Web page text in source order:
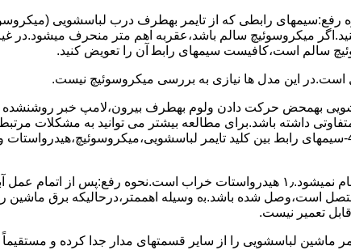
رفع:سیمهای راﺑﻄﯽ ﮐﻪ از ﺗﺎﯾﻤﺮ بهطرف درب لباسشویی
ﻣﯿﮑﺮوﺳﻮﺋﯿﭻ ﺳﺎﻟﻢ ﺑﺎﺷﺪ،ﻋﻘﺮﺑﻪ اهم متر ﻣﻨﺤﺮف میشود.در
ﺳﺎﻟﻢ اﺳﺖ،ﮐﺎﻓﯿﺴﺖ سیمهای راﺑﻄ آن را ﺗﻌﻮﯾﺾ کنید.
اﺳﺖ.در اﯾﻦ مدل ها ﻧﯿﺎزی ﺑﻪ بررسی ﻣﯿﮑﺮوﺳﻮﺋﯿﭻ نیست.
بهمحض ﺣﺮﮐﺖ دادن وﻟﻮم بهطرف ﺑﯿﺮون،ﻻﻣﭗ ﺧﺒﺮ روشنشده
مشکل ۳:لباسشویی ﻋﻤﻞ آﺑﮕﯿﺮی را ﺑﻪ اﺗﻤﺎم رﺳﺎﻧﺪه،اﻣﺎ ﻋﻤﻠﯿﺎت ﺑﻌﺪی اﻧﺠﺎم نمیشود.۱٫ ﻫﯿﺪرواﺳﺘﺎت
ﻣﺸﺘﺮک شماره (۱۱)به (۱۳)،ﮐﻪ ﺑﻪ ﻣﻮﺗﻮر ﻣﺘﺼﻞ اﺳﺖ،وﺻﻞ ﺷﺪه ﺑﺎﺷﺪ.ﺑه وسیله
قابل ﺗﻌﻤﯿﺮ نیست.